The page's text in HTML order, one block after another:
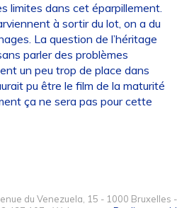
limites dans cet éparpillement.
à sortir du lot, on a du
La question de l’héritage
parler des problèmes
un peu trop de place dans
pu être le film de la maturité
ça ne sera pas pour cette
du Venezuela, 15 - 1000 Bruxelles -